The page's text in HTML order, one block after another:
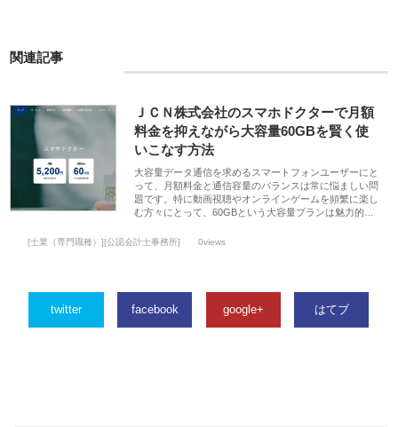
関連記事
ＪＣＮ株式会社のスマホドクターで月額
料金を抑えながら大容量60GBを賢く使
いこなす方法
大容量データ通信を求めるスマートフォンユーザーにと
って、月額料金と通信容量のバランスは常に悩ましい問
題です。特に動画視聴やオンラインゲームを頻繁に楽し
む方々にとって、60GBという大容量プランは魅力的…
[士業（専門職種）][公認会計士事務所] 0views
twitter facebook google+ はてブ